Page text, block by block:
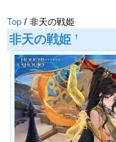
Top / 非天の戦姫
非天の戦姫 †